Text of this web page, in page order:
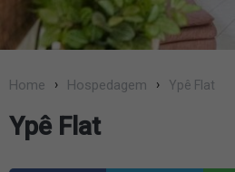
Home Hospedagem Ypê Flat
Ypê Flat